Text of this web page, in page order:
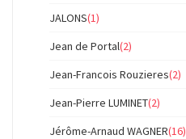
JALONS(1)
Jean de Portal(2)
Jean-Francois Rouzieres(2)
Jean-Pierre LUMINET(2)
Jérôme-Arnaud WAGNER(16)